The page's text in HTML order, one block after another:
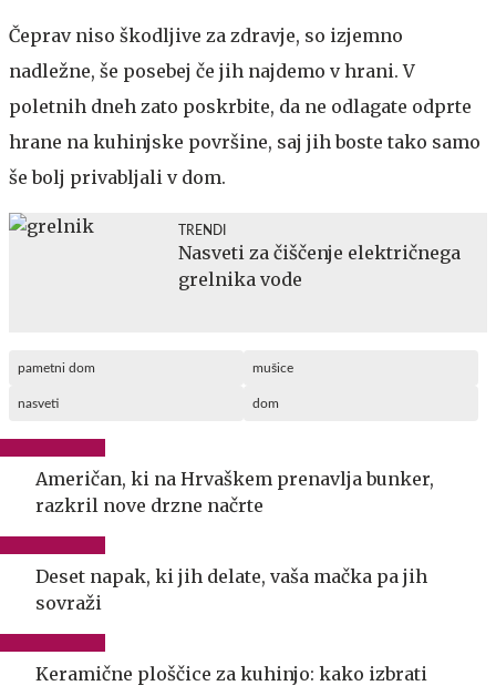
Čeprav niso škodljive za zdravje, so izjemno
nadležne, še posebej če jih najdemo v hrani. V
poletnih dneh zato poskrbite, da ne odlagate odprte
hrane na kuhinjske površine, saj jih boste tako samo
še bolj privabljali v dom.
TRENDI
Nasveti za čiščenje električnega
grelnika vode
pametni dom mušice
nasveti dom
Američan, ki na Hrvaškem prenavlja bunker,
razkril nove drzne načrte
Deset napak, ki jih delate, vaša mačka pa jih
sovraži
Keramične ploščice za kuhinjo: kako izbrati